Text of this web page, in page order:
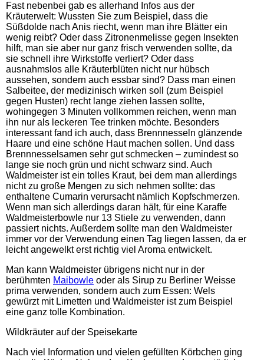
Fast nebenbei gab es allerhand Infos aus der
Kräuterwelt: Wussten Sie zum Beispiel, dass die
Süßdolde nach Anis riecht, wenn man ihre Blätter ein
wenig reibt? Oder dass Zitronenmelisse gegen Insekten
hilft, man sie aber nur ganz frisch verwenden sollte, da
sie schnell ihre Wirkstoffe verliert? Oder dass
ausnahmslos alle Kräuterblüten nicht nur hübsch
aussehen, sondern auch essbar sind? Dass man einen
Salbeitee, der medizinisch wirken soll (zum Beispiel
gegen Husten) recht lange ziehen lassen sollte,
wohingegen 3 Minuten vollkommen reichen, wenn man
ihn nur als leckeren Tee trinken möchte. Besonders
interessant fand ich auch, dass Brennnesseln glänzende
Haare und eine schöne Haut machen sollen. Und dass
Brennnesselsamen sehr gut schmecken – zumindest so
lange sie noch grün und nicht schwarz sind. Auch
Waldmeister ist ein tolles Kraut, bei dem man allerdings
nicht zu große Mengen zu sich nehmen sollte: das
enthaltene Cumarin verursacht nämlich Kopfschmerzen.
Wenn man sich allerdings daran hält, für eine Karaffe
Waldmeisterbowle nur 13 Stiele zu verwenden, dann
passiert nichts. Außerdem sollte man den Waldmeister
immer vor der Verwendung einen Tag liegen lassen, da er
leicht angewelkt erst richtig viel Aroma entwickelt.
Man kann Waldmeister übrigens nicht nur in der
berühmten Maibowle oder als Sirup zu Berliner Weisse
prima verwenden, sondern auch zum Essen: Wels
gewürzt mit Limetten und Waldmeister ist zum Beispiel
eine ganz tolle Kombination.
Wildkräuter auf der Speisekarte
Nach viel Information und vielen gefüllten Körbchen ging